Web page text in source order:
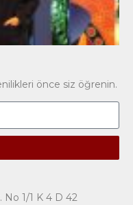
önce siz öğrenin.
1/1 K 4 D 42